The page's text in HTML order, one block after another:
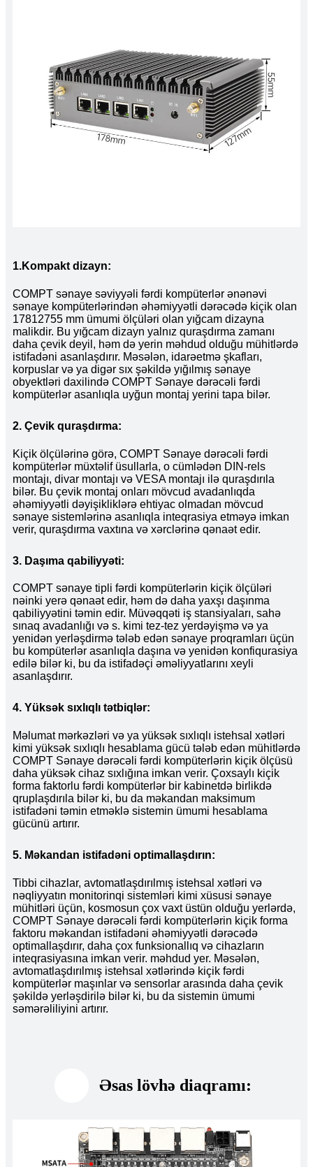
1.Kompakt dizayn:
COMPT sənaye səviyyəli fərdi kompüterlər ənənəvi
sənaye kompüterlərindən əhəmiyyətli dərəcədə kiçik olan
17812755 mm ümumi ölçüləri olan yığcam dizayna
malikdir. Bu yığcam dizayn yalnız quraşdırma zamanı
daha çevik deyil, həm də yerin məhdud olduğu mühitlərdə
istifadəni asanlaşdırır. Məsələn, idarəetmə şkafları,
korpuslar və ya digər sıx şəkildə yığılmış sənaye
obyektləri daxilində COMPT Sənaye dərəcəli fərdi
kompüterlər asanlıqla uyğun montaj yerini tapa bilər.
2. Çevik quraşdırma:
Kiçik ölçülərinə görə, COMPT Sənaye dərəcəli fərdi
kompüterlər müxtəlif üsullarla, o cümlədən DIN-rels
montajı, divar montajı və VESA montajı ilə quraşdırıla
bilər. Bu çevik montaj onları mövcud avadanlıqda
əhəmiyyətli dəyişikliklərə ehtiyac olmadan mövcud
sənaye sistemlərinə asanlıqla inteqrasiya etməyə imkan
verir, quraşdırma vaxtına və xərclərinə qənaət edir.
3. Daşıma qabiliyyəti:
COMPT sənaye tipli fərdi kompüterlərin kiçik ölçüləri
nəinki yerə qənaət edir, həm də daha yaxşı daşınma
qabiliyyətini təmin edir. Müvəqqəti iş stansiyaları, sahə
sınaq avadanlığı və s. kimi tez-tez yerdəyişmə və ya
yenidən yerləşdirmə tələb edən sənaye proqramları üçün
bu kompüterlər asanlıqla daşına və yenidən konfiqurasiya
edilə bilər ki, bu da istifadəçi əməliyyatlarını xeyli
asanlaşdırır.
4. Yüksək sıxlıqlı tətbiqlər:
Məlumat mərkəzləri və ya yüksək sıxlıqlı istehsal xətləri
kimi yüksək sıxlıqlı hesablama gücü tələb edən mühitlərdə
COMPT Sənaye dərəcəli fərdi kompüterlərin kiçik ölçüsü
daha yüksək cihaz sıxlığına imkan verir. Çoxsaylı kiçik
forma faktorlu fərdi kompüterlər bir kabinetdə birlikdə
qruplaşdırıla bilər ki, bu da məkandan maksimum
istifadəni təmin etməklə sistemin ümumi hesablama
gücünü artırır.
5. Məkandan istifadəni optimallaşdırın:
Tibbi cihazlar, avtomatlaşdırılmış istehsal xətləri və
nəqliyyatın monitorinqi sistemləri kimi xüsusi sənaye
mühitləri üçün, kosmosun çox vaxt üstün olduğu yerlərdə,
COMPT Sənaye dərəcəli fərdi kompüterlərin kiçik forma
faktoru məkandan istifadəni əhəmiyyətli dərəcədə
optimallaşdırır, daha çox funksionallıq və cihazların
inteqrasiyasına imkan verir. məhdud yer. Məsələn,
avtomatlaşdırılmış istehsal xətlərində kiçik fərdi
kompüterlər maşınlar və sensorlar arasında daha çevik
şəkildə yerləşdirilə bilər ki, bu da sistemin ümumi
səmərəliliyini artırır.
Əsas lövhə diaqramı: